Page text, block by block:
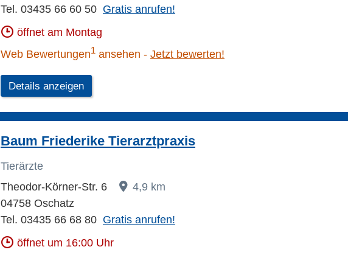
Tel. 03435 66 60 50 Gratis anrufen!
öffnet am Montag
Web Bewertungen1 ansehen Jetzt bewerten!
Details anzeigen
Baum Friederike Tierarztpraxis
Tierärzte
Theodor-Körner-Str. 6
4,9 km
04758 Oschatz
Tel. 03435 66 68 80 Gratis anrufen!
öffnet um 16:00 Uhr